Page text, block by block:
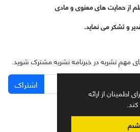
اطمینان از ارائه
از حمایت های معنوی و مادی
و تشکر می نماید.
مهم نشریه در خبرنامه نشریه مشترک شوید.
اشتراک